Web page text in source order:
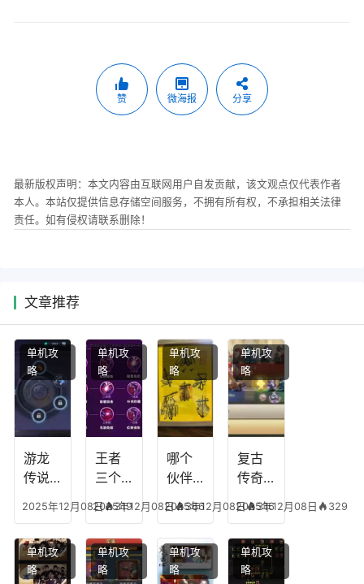
赞 微海报 分享
最新版权声明：本文内容由互联网用户自发贡献，该文观点仅代表作者
本人。本站仅提供信息存储空间服务，不拥有所有权，不承担相关法律
责任。如有侵权请联系删除！
文章推荐
游龙
传说
能，
游龙
传说
2025年12月08日 319
单机攻
略
王者
三个
加
点，
王者
技能
2025年12月08日 366
单机攻
略
哪个
伙伴
心符
技
能，
失心
2025年12月08日 316
单机攻
略
复古
传奇
平民
搭配
阵
容，
2025年12月08日 329
单机攻
略
单机攻
略
单机攻
略
单机攻
略
单机攻
略